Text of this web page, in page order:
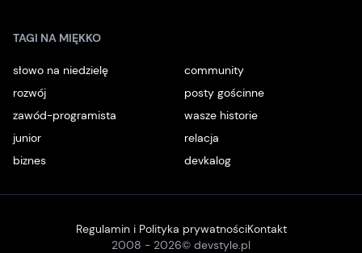
TAGI NA MIĘKKO
słowo na niedzielę
community
rozwój
posty gościnne
zawód-programista
wasze historie
junior
relacja
biznes
devkalog
2008 - 2026© devstyle.pl
Regulamin i Polityka prywatnościKontakt